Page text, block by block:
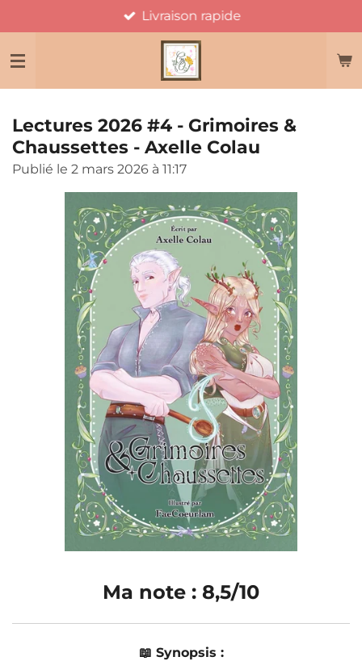
au
contenu
Livraison rapide
Lectures 2026 #4 - Grimoires &
Chaussettes - Axelle Colau
Publié le 2 mars 2026 à 11:17
Ma note : 8,5/10
📖 Synopsis :